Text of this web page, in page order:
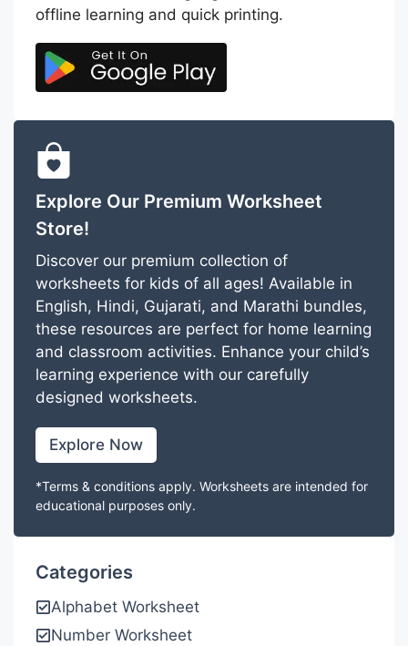
offline learning and quick printing.
Explore Our Premium Worksheet
Store!
Discover our premium collection of
worksheets for kids of all ages! Available in
English, Hindi, Gujarati, and Marathi bundles,
these resources are perfect for home learning
and classroom activities. Enhance your child’s
learning experience with our carefully
designed worksheets.
Explore Now
*Terms & conditions apply. Worksheets are intended for
educational purposes only.
Categories
Alphabet Worksheet
Number Worksheet